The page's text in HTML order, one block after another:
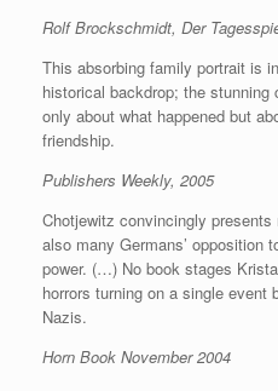
Rolf Brockschmidt, Der
This absorbing family portrait is
historical backdrop; the
only about what happened but
friendship.
Publishers Weekly, 2005
Chotjewitz convincingly
also many Germans’ opposition
power. (…) No book stages
horrors turning on a single event
Nazis.
Horn Book November 2004